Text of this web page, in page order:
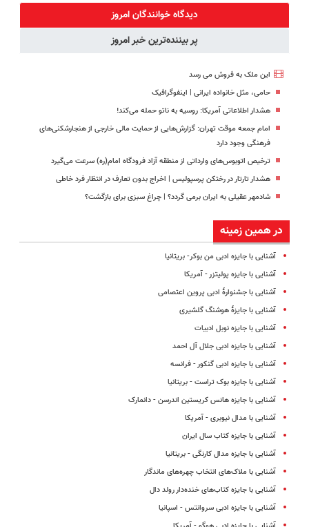
آموزش رایگان
◗پرسش‌نامه◖
دیدگاه خوانندگان امروز
پر بیننده‌ترین خبر امروز
این ملک به فروش می رسد
حامی، مثل خانواده ایرانی | اینفوگرافیک
هشدار اطلاعاتی آمریکا: روسیه به ناتو حمله می‌کند!
امام جمعه موقت تهران: گزارش‌هایی از حمایت مالی خارجی از هنجارشکنی‌های
فرهنگی وجود دارد
ترخیص اتوبوس‌های وارداتی از منطقه آزاد فرودگاه امام(ره) سرعت می‌گیرد
هشدار تارتار در رختکن پرسپولیس | اخراج بدون تعارف در انتظار فرد خاطی
شادمهر عقیلی به ایران برمی گردد؟ | چراغ سبزی برای بازگشت؟
در همین زمینه
آشنایی با جایزه ادبی من ‌بوکر- بریتانیا
آشنایی با جایزه پولیتزر - آمریکا
آشنایی با جشنوارۀ ادبی پروین اعتصامی
آشنایی با جایزهٔ هوشنگ گلشیری
آشنایی با جایزه نوبل ادبیات
آشنایی با جایزه ادبی جلال آل احمد
آشنایی با جایزه ادبی گنکور - فرانسه
آشنایی با جایزه بوک تراست - بریتانیا
آشنایی با جایزه هانس کریستین اندرسن - دانمارک
آشنایی با مدال نیوبری - آمریکا
آشنایی با جایزه کتاب سال ایران
آشنایی با جایزه مدال کارنگی - بریتانیا
آشنایی با ملاک‌های انتخاب چهره‌های ماندگار
آشنایی با جایزه کتاب‌های خنده‌دار رولد دال
آشنایی با جایزه ادبی سروانتس - اسپانیا